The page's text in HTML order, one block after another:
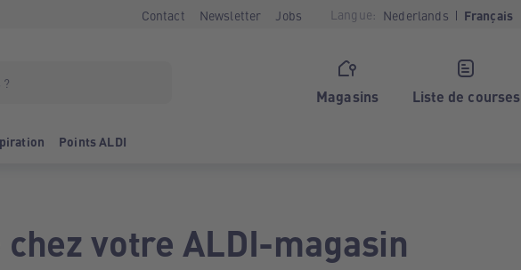
Contact Newsletter Jobs Langue: Nederlands Français
Magasins Liste de courses
Points ALDI
votre ALDI-magasin